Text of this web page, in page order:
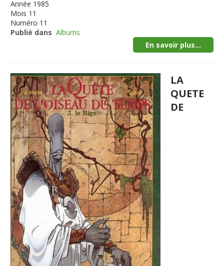
Année 1985
Mois 11
Numéro 11
Publié dans Albums
En savoir plus...
LA
QUETE
DE